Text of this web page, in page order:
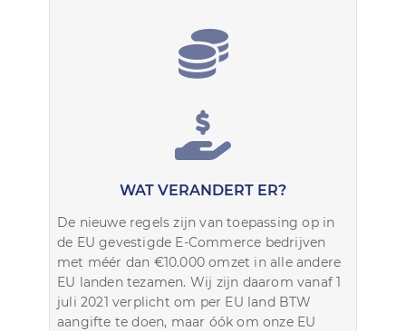
WAT VERANDERT ER?
De nieuwe regels zijn van toepassing op in
de EU gevestigde E-Commerce bedrijven
met méér dan €10.000 omzet in alle andere
EU landen tezamen. Wij zijn daarom vanaf 1
juli 2021 verplicht om per EU land BTW
aangifte te doen, maar óók om onze EU